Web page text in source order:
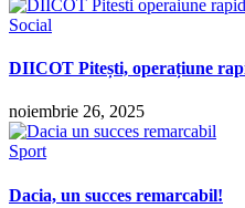
Social
DIICOT Pitești, operațiune
noiembrie 26, 2025
Sport
Dacia, un succes remarcabil!